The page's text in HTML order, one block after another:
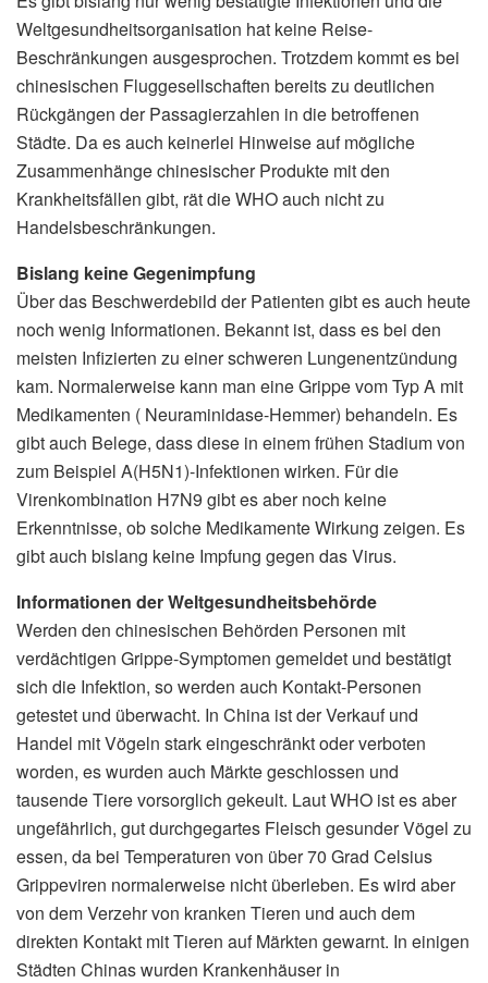
Weltgesundheitsorganisation hat keine Reise-
Beschränkungen ausgesprochen. Trotzdem kommt es bei
chinesischen Fluggesellschaften bereits zu deutlichen
Rückgängen der Passagierzahlen in die betroffenen
Städte. Da es auch keinerlei Hinweise auf mögliche
Zusammenhänge chinesischer Produkte mit den
Krankheitsfällen gibt, rät die WHO auch nicht zu
Handelsbeschränkungen.
Bislang keine Gegenimpfung
Über das Beschwerdebild der Patienten gibt es auch heute
noch wenig Informationen. Bekannt ist, dass es bei den
meisten Infizierten zu einer schweren Lungenentzündung
kam. Normalerweise kann man eine Grippe vom Typ A mit
Medikamenten ( Neuraminidase-Hemmer) behandeln. Es
gibt auch Belege, dass diese in einem frühen Stadium von
zum Beispiel A(H5N1)-Infektionen wirken. Für die
Virenkombination H7N9 gibt es aber noch keine
Erkenntnisse, ob solche Medikamente Wirkung zeigen. Es
gibt auch bislang keine Impfung gegen das Virus.
Informationen der Weltgesundheitsbehörde
Werden den chinesischen Behörden Personen mit
verdächtigen Grippe-Symptomen gemeldet und bestätigt
sich die Infektion, so werden auch Kontakt-Personen
getestet und überwacht. In China ist der Verkauf und
Handel mit Vögeln stark eingeschränkt oder verboten
worden, es wurden auch Märkte geschlossen und
tausende Tiere vorsorglich gekeult. Laut WHO ist es aber
ungefährlich, gut durchgegartes Fleisch gesunder Vögel zu
essen, da bei Temperaturen von über 70 Grad Celsius
Grippeviren normalerweise nicht überleben. Es wird aber
von dem Verzehr von kranken Tieren und auch dem
direkten Kontakt mit Tieren auf Märkten gewarnt. In einigen
Städten Chinas wurden Krankenhäuser in